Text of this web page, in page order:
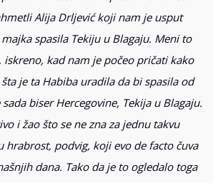
Alija Drljević koji nam je usput
spasila Tekiju u Blagaju. Meni to
iskreno, kad nam je počeo pričati kako
je ta Habiba uradila da bi spasila od
biser Hercegovine, Tekija u Blagaju.
i žao što se ne zna za jednu takvu
hrabrost, podvig, koji evo de facto čuva
dana. Tako da je to ogledalo toga